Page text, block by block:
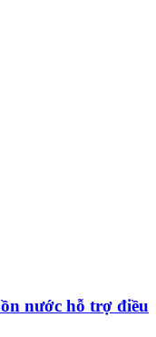
nước hỗ trợ điều